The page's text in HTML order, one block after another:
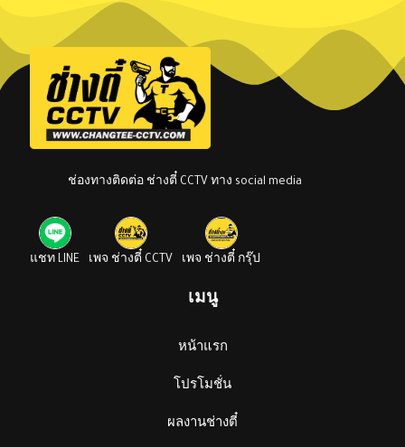
ช่องทางติดต่อ ช่างตี๋ CCTV ทาง social media
แชท LINE เพจ ช่างตี๋ CCTV เพจ ช่างตี๋ กรุ๊ป
เมนู
หน้าแรก
โปรโมชั่น
ผลงานช่างตี๋